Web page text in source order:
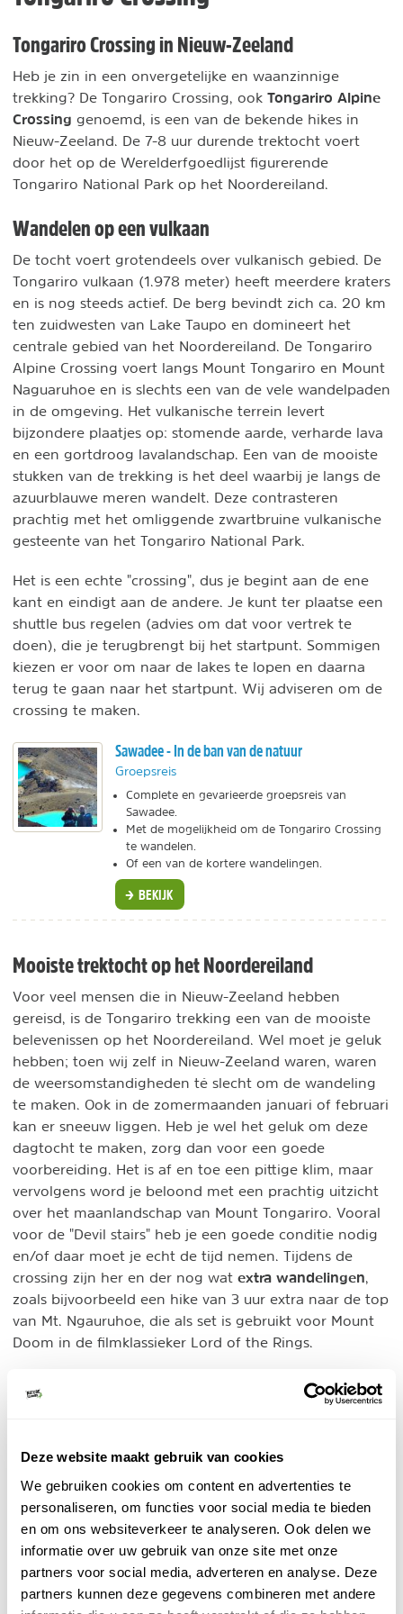
Deze website maakt gebruik van cookies
We gebruiken cookies om content en advertenties te
personaliseren, om functies voor social media te bieden
en om ons websiteverkeer te analyseren. Ook delen we
informatie over uw gebruik van onze site met onze
partners voor social media, adverteren en analyse. Deze
partners kunnen deze gegevens combineren met andere
Tongariro Crossing in Nieuw-Zeeland
Heb je zin in een onvergetelijke en waanzinnige
trekking? De Tongariro Crossing, ook Tongariro Alpine
Crossing genoemd, is een van de bekende hikes in
Nieuw-Zeeland. De 7-8 uur durende trektocht voert
door het op de Werelderfgoedlijst figurerende
Tongariro National Park op het Noordereiland.
Wandelen op een vulkaan
De tocht voert grotendeels over vulkanisch gebied. De
Tongariro vulkaan (1.978 meter) heeft meerdere kraters
en is nog steeds actief. De berg bevindt zich ca. 20 km
ten zuidwesten van Lake Taupo en domineert het
centrale gebied van het Noordereiland. De Tongariro
Alpine Crossing voert langs Mount Tongariro en Mount
Naguaruhoe en is slechts een van de vele wandelpaden
in de omgeving. Het vulkanische terrein levert
bijzondere plaatjes op: stomende aarde, verharde lava
en een gortdroog lavalandschap. Een van de mooiste
stukken van de trekking is het deel waarbij je langs de
azuurblauwe meren wandelt. Deze contrasteren
prachtig met het omliggende zwartbruine vulkanische
gesteente van het Tongariro National Park.
Het is een echte "crossing", dus je begint aan de ene
kant en eindigt aan de andere. Je kunt ter plaatse een
shuttle bus regelen (advies om dat voor vertrek te
doen), die je terugbrengt bij het startpunt. Sommigen
kiezen er voor om naar de lakes te lopen en daarna
terug te gaan naar het startpunt. Wij adviseren om de
crossing te maken.
Sawadee - In de ban van de natuur
Groepsreis
Complete en gevarieerde groepsreis van
Sawadee.
Met de mogelijkheid om de Tongariro Crossing
te wandelen.
Of een van de kortere wandelingen.
BEKIJK
Mooiste trektocht op het Noordereiland
Voor veel mensen die in Nieuw-Zeeland hebben
gereisd, is de Tongariro trekking een van de mooiste
belevenissen op het Noordereiland. Wel moet je geluk
hebben; toen wij zelf in Nieuw-Zeeland waren, waren
de weersomstandigheden té slecht om de wandeling
te maken. Ook in de zomermaanden januari of februari
kan er sneeuw liggen. Heb je wel het geluk om deze
dagtocht te maken, zorg dan voor een goede
voorbereiding. Het is af en toe een pittige klim, maar
vervolgens word je beloond met een prachtig uitzicht
over het maanlandschap van Mount Tongariro. Vooral
voor de "Devil stairs" heb je een goede conditie nodig
en/of daar moet je echt de tijd nemen. Tijdens de
crossing zijn her en der nog wat extra wandelingen,
zoals bijvoorbeeld een hike van 3 uur extra naar de top
van Mt. Ngauruhoe, die als set is gebruikt voor Mount
Doom in de filmklassieker Lord of the Rings.
natuurlijk de wereldberoemde Tongariro Crossing!
BEKIJK
Klimaat
Het Tongariro gebied is een alpine gebied, waardoor